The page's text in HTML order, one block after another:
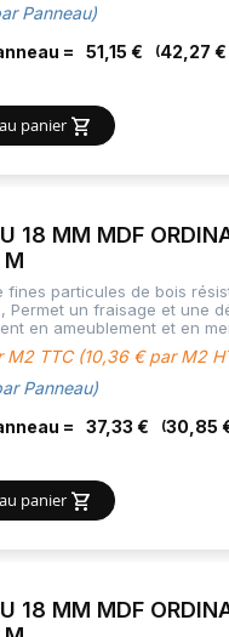
Panneau)
=
51,15 € 42,27 €
panier
18 MM MDF
M
fines particules de bois
Permet un fraisage et une
en ameublement et en
M2 TTC (10,36 € par M2
Panneau)
=
37,33 € 30,85
panier
18 MM MDF